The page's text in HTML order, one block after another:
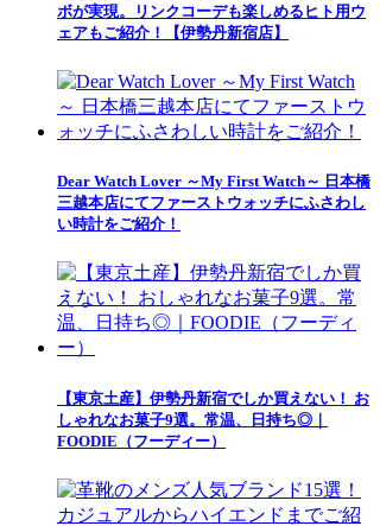
ボが実現。リンクコーデも楽しめるヒト用ウ
ェアもご紹介！【伊勢丹新宿店】
Dear Watch Lover ～My First Watch～ 日本橋
三越本店にてファーストウォッチにふさわし
い時計をご紹介！
【東京土産】伊勢丹新宿でしか買えない！ お
しゃれなお菓子9選。常温、日持ち◎｜
FOODIE（フーディー）